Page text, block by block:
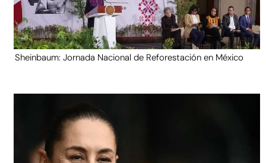
Sheinbaum: Jornada Nacional de Reforestación en México